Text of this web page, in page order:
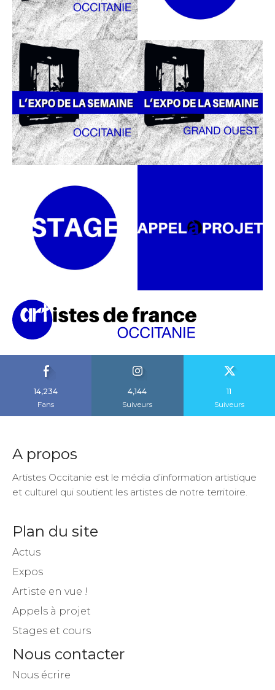
14,234
Fans
4,144
Suiveurs
11
Suiveurs
A propos
Artistes Occitanie est le média d’information artistique
et culturel qui soutient les artistes de notre territoire.
Plan du site
Actus
Expos
Artiste en vue !
Appels à projet
Stages et cours
Nous contacter
Nous écrire